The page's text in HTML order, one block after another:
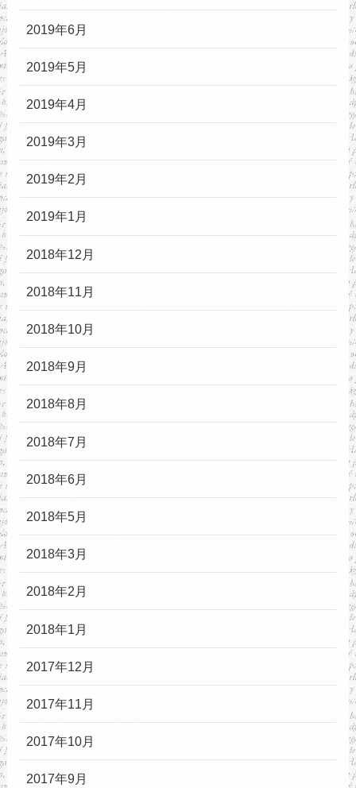
2019年6月
2019年5月
2019年4月
2019年3月
2019年2月
2019年1月
2018年12月
2018年11月
2018年10月
2018年9月
2018年8月
2018年7月
2018年6月
2018年5月
2018年3月
2018年2月
2018年1月
2017年12月
2017年11月
2017年10月
2017年9月